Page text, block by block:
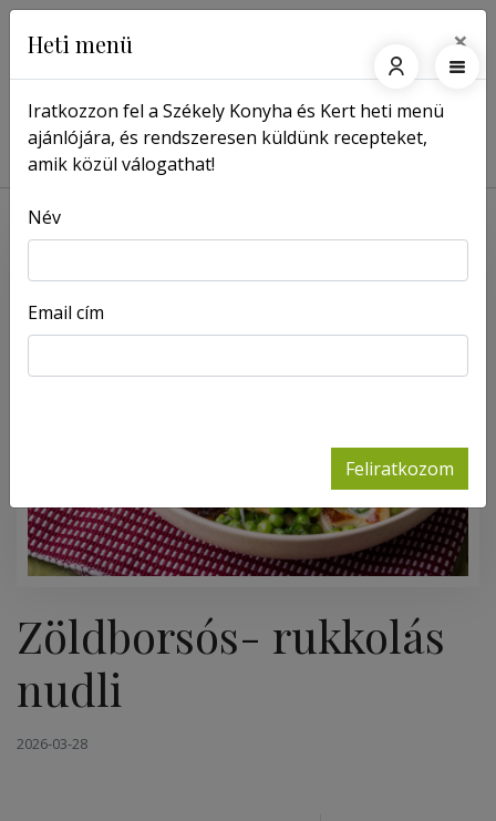
Főoldal Receptek Zöldborsós- rukkolás nudli
Zöldborsós- rukkolás
nudli
2026-03-28
Heti menü ×
Iratkozzon fel a Székely Konyha és Kert heti menü
ajánlójára, és rendszeresen küldünk recepteket,
amik közül válogathat!
Név
Email cím
Feliratkozom